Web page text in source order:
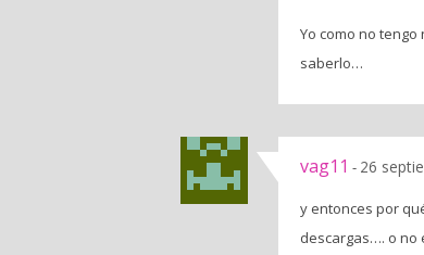
Yo como no
saberlo…
vag11 - 26
y entonces por
descargas…. o no